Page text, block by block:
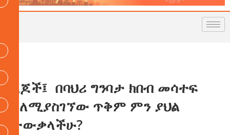
ልጆች፤ በባህሪ ግንባታ ክበብ መሳተፍ
ስለሚያስገኘው ጥቅም ምን ያህል
ታውቃላችሁ?